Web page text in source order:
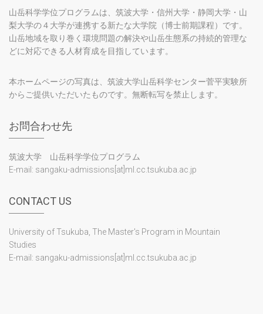
山岳科学学位プログラムは、筑波大学・信州大学・静岡大学・山
梨大学の４大学が連携する新たな大学院（博士前期課程）です。
山岳地域を取り巻く環境問題の解決や山岳生態系の持続的管理な
どに対応できる人材育成を目指しています。
本ホームページの写真は、筑波大学山岳科学センター菅平実験所
からご提供いただいたものです。無断転写を禁止します。
お問合わせ先
筑波大学 山岳科学学位プログラム
E-mail: sangaku-admissions[at]ml.cc.tsukuba.ac.jp
CONTACT US
University of Tsukuba, The Master's Program in Mountain
Studies
E-mail: sangaku-admissions[at]ml.cc.tsukuba.ac.jp